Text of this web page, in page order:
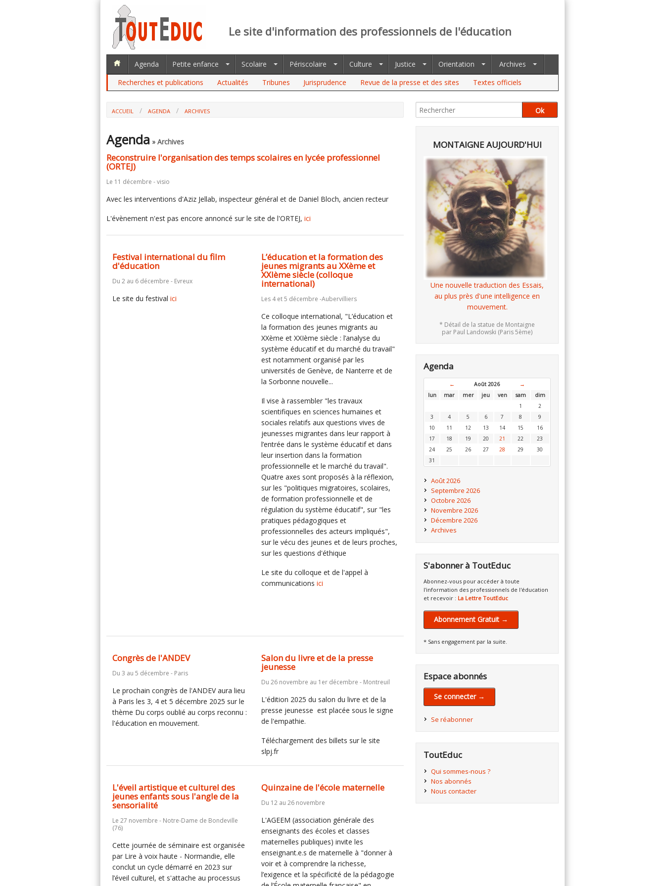
Le site d'information des professionnels de l'éducation
Agenda Petite enfance Scolaire Périscolaire Culture Justice Orientation
Archives
Recherches et publications
Actualités Tribunes Jurisprudence Revue de la presse et des sites Textes officiels
ACCUEIL AGENDA ARCHIVES
Agenda » Archives
Reconstruire l'organisation des temps scolaires en lycée professionnel
(ORTEJ)
Le 11 décembre - visio
Avec les interventions d'Aziz Jellab, inspecteur général et de Daniel Bloch, ancien recteur
L'évènement n'est pas encore annoncé sur le site de l'ORTEJ, ici
Festival international du film
d'éducation
Du 2 au 6 décembre - Evreux
Le site du festival ici
L’éducation et la formation des
jeunes migrants au XXème et
XXIème siècle (colloque
international)
Les 4 et 5 décembre -Aubervilliers
Ce colloque international, "L’éducation et
la formation des jeunes migrants au
XXème et XXIème siècle : l’analyse du
système éducatif et du marché du travail"
est notamment organisé par les
universités de Genève, de Nanterre et de
la Sorbonne nouvelle...
Il vise à rassembler "les travaux
scientifiques en sciences humaines et
sociales relatifs aux questions vives de
jeunesses migrantes dans leur rapport à
l’entrée dans le système éducatif et dans
leur insertion dans la formation
professionnelle et le marché du travail".
Quatre axes sont proposés à la réflexion,
sur les "politiques migratoires, scolaires,
de formation professionnelle et de
régulation du système éducatif", sur "les
pratiques pédagogiques et
professionnelles des acteurs impliqués",
sur le vécu des jeunes et de leurs proches,
sur les questions d'éthique
Le site du colloque et de l'appel à
communications ici
Congrès de l'ANDEV
Du 3 au 5 décembre - Paris
Le prochain congrès de l'ANDEV aura lieu
à Paris les 3, 4 et 5 décembre 2025 sur le
thème Du corps oublié au corps reconnu :
l'éducation en mouvement.
Salon du livre et de la presse
jeunesse
Du 26 novembre au 1er décembre - Montreuil
L'édition 2025 du salon du livre et de la
presse jeunesse est placée sous le signe
de l'empathie.
Téléchargement des billets sur le site
slpj.fr
L'éveil artistique et culturel des
jeunes enfants sous l'angle de la
sensorialité
Le 27 novembre - Notre-Dame de Bondeville
(76)
Cette journée de séminaire est organisée
par Lire à voix haute - Normandie, elle
conclut un cycle démarré en 2023 sur
l’éveil culturel, et s'attache au processus
Quinzaine de l'école maternelle
Du 12 au 26 novembre
L'AGEEM (association générale des
enseignants des écoles et classes
maternelles publiques) invite les
enseignant.e.s de maternelle à "donner à
voir et à comprendre la richesse,
l’exigence et la spécificité de la pédagogie
MONTAIGNE AUJOURD'HUI
Une nouvelle traduction des Essais,
au plus près d'une intelligence en
mouvement.
* Détail de la statue de Montaigne
par Paul Landowski (Paris 5ème)
Agenda
← Août 2026
→
lun
mar mer jeu ven sam
dim
1
2
3
4 5 6 7 8
9
10
11 12 13 14 15
16
17
18 19 20 21 22
23
24
25 26 27 28 29
30
31
Août 2026
Septembre 2026
Octobre 2026
Novembre 2026
Décembre 2026
Archives
S'abonner à ToutEduc
Abonnez-vous pour accéder à toute
l'information des professionnels de l'éducation
et recevoir : La Lettre ToutEduc
Abonnement Gratuit →
* Sans engagement par la suite.
Espace abonnés
Se connecter →
Se réabonner
ToutEduc
Qui sommes-nous ?
Nos abonnés
Nous contacter